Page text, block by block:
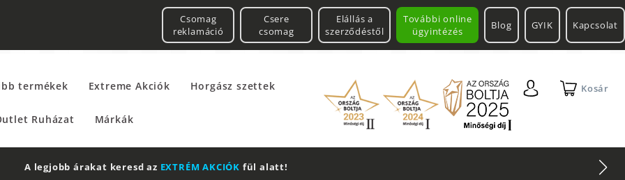
További online
ügyintézés
Csomag
reklamáció
Csere
csomag
Elállás a
szerződéstől
Blog GYIK Kapcsolat
termékek Extreme Akciók Horgász szettek
Ruházat Márkák
Kosár
2 db Shimano Aero Technium +LeathermanMultitool